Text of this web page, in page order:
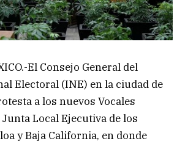
El Consejo General del
Electoral (INE) en la ciudad de
a los nuevos Vocales
Local Ejecutiva de los
y Baja California, en donde